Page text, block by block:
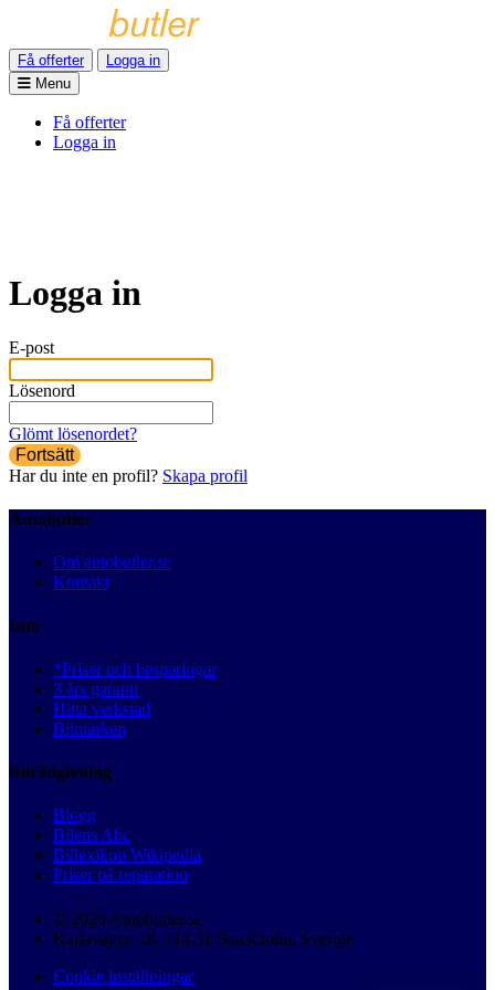
Få offerter
Logga in
Menu
Få offerter
Logga in
Logga in
E-post
Lösenord
Glömt lösenordet?
Fortsätt
Har du inte en profil? Skapa profil
Autobutler
Om autobutler.se
Kontakt
Info
*Priser och besparingar
3 års garanti
Hitta verkstad
Bilmärken
Bilrådgivning
Blogg
Bilens Abc
Billexikon Wikipedia
Priser på reparation
© 2026 Autobutler.se
Karlavägen 18, 114 31 Stockholm, Sverige
Cookie inställningar